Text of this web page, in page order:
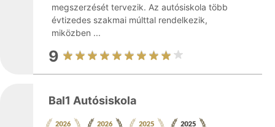
megszerzését tervezik. Az autósiskola több
évtizedes szakmai múlttal rendelkezik,
miközben ...
9
Bal1 Autósiskola